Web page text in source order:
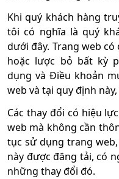
Khi quý khách hàng
tôi có nghĩa là quý
dưới đây. Trang web
hoặc lược bỏ bất kỳ
dụng và Điều khoản
web và tại quy định
Các thay đổi có hiệu
web mà không cần
tục sử dụng trang
này được đăng tải, có
những thay đổi đó.